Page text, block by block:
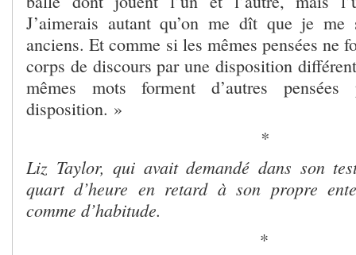
J’aimerais autant qu’on me dît que je
anciens. Et comme si les mêmes pensées ne
corps de discours par une disposition
mêmes mots forment d’autres
disposition. »
*
Liz Taylor, qui avait demandé dans son
quart d’heure en retard à son propre
comme d’habitude.
*